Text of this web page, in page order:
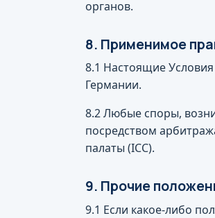
органов.
8. Применимое
8.1 Настоящие Условия
Германии.
8.2 Любые споры,
посредством
палаты (ICC).
9. Прочие
9.1 Если какое-либо